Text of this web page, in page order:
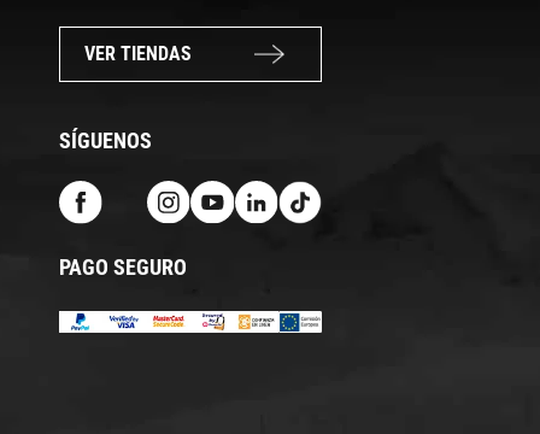
VER TIENDAS
SÍGUENOS
PAGO SEGURO